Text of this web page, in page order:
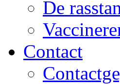
De
Contact